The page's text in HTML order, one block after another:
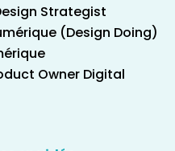
Strategist
(Design Doing)
Owner Digital